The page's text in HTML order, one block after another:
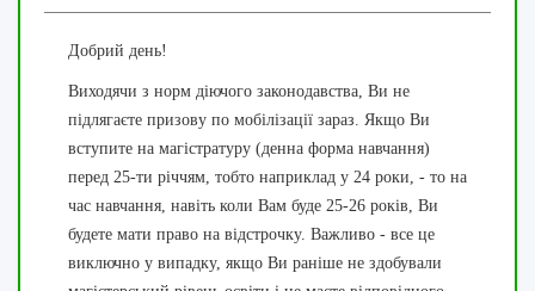
Добрий день!
Виходячи з норм діючого законодавства, Ви не
підлягаєте призову по мобілізації зараз. Якщо Ви
вступите на магістратуру (денна форма навчання)
перед 25-ти річчям, тобто наприклад у 24 роки, - то на
час навчання, навіть коли Вам буде 25-26 років, Ви
будете мати право на відстрочку. Важливо - все це
виключно у випадку, якщо Ви раніше не здобували